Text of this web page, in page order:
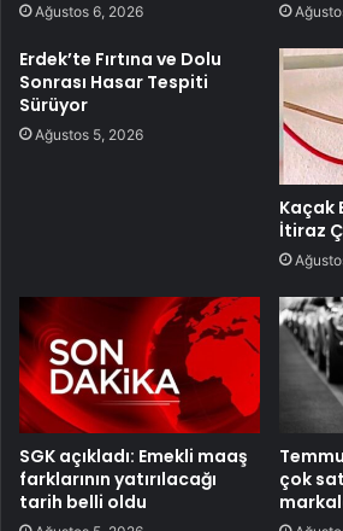
Ağustos 6, 2026
Erdek’te Fırtına ve Dolu
Sonrası Hasar Tespiti
Sürüyor
Ağustos 5, 2026
Kaçak
İtiraz
SGK açıkladı: Emekli maaş
farklarının yatırılacağı
tarih belli oldu
çok